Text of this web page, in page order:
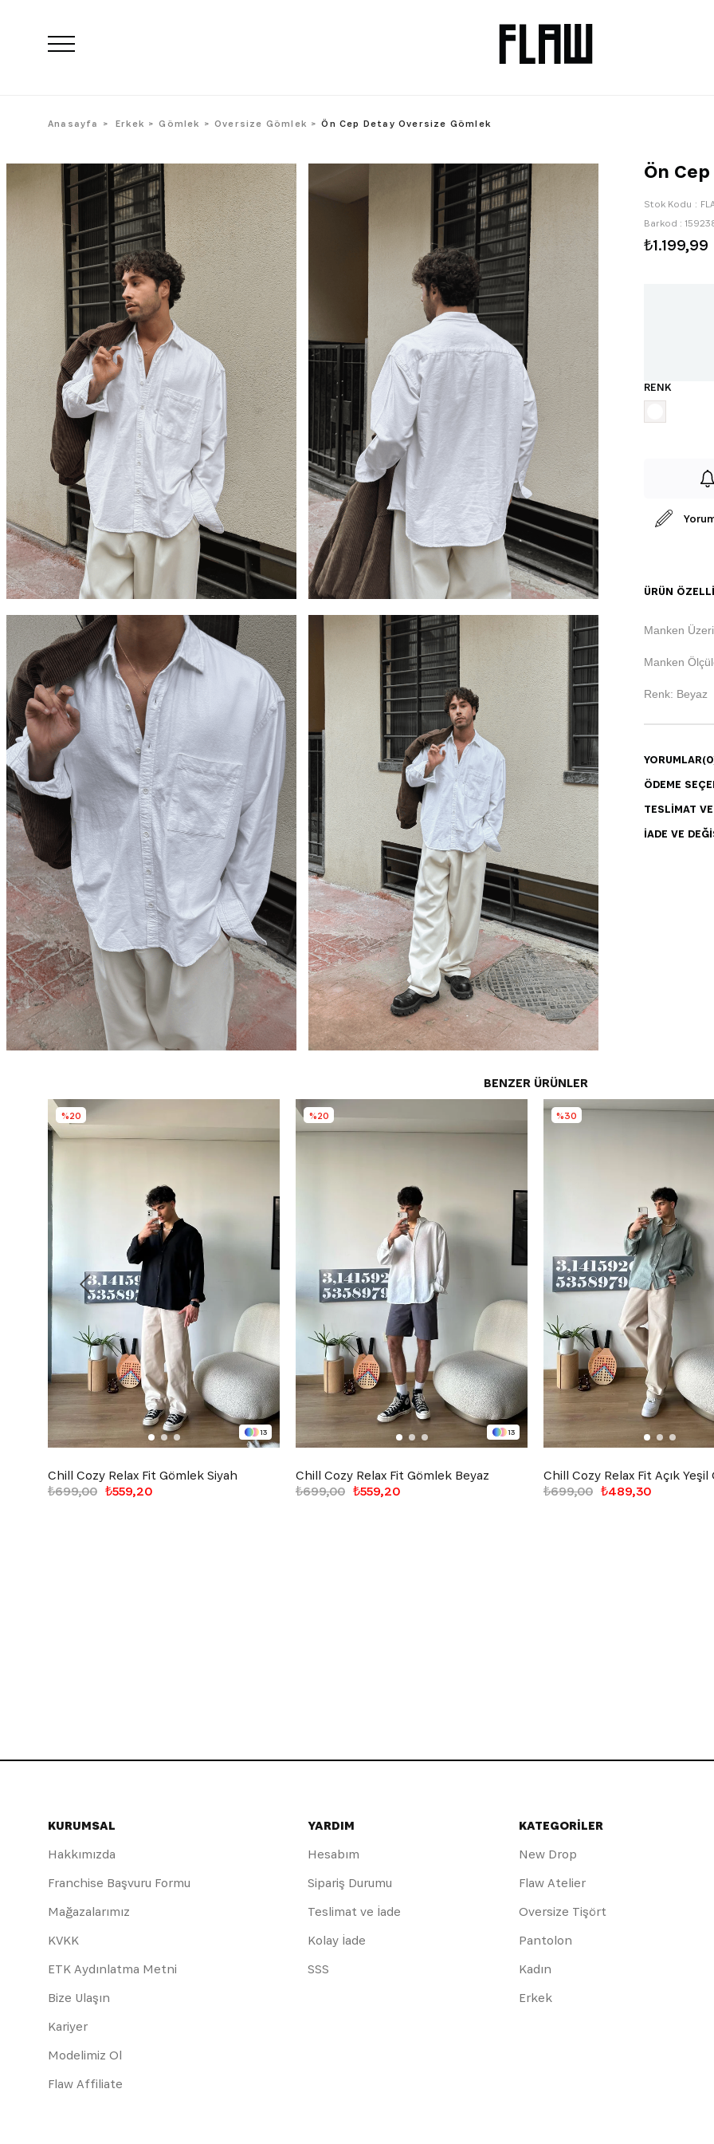
Anasayfa Erkek Gömlek Oversize Gömlek Ön Cep Detay Oversize Gömlek
Ön
Stok Kodu
Barkod :
₺1.199,99
RENK
ÜRÜN
Manken
Manken
Renk: Beyaz
YORUMLAR
ÖDEME
TESLIMAT
İADE VE
BENZER ÜRÜNLER
13
Chill Cozy Relax Fit Gömlek Siyah
₺559,20
₺699,00
%20
13
Chill Cozy Relax Fit Gömlek Beyaz
₺559,20
₺699,00
%20
Chill Cozy Relax Fit Açık
₺489,30
₺699,00
%30
KURUMSAL
Hakkımızda
Franchise Başvuru Formu
Mağazalarımız
KVKK
ETK Aydınlatma Metni
Bize Ulaşın
Kariyer
Modelimiz Ol
Flaw Affiliate
YARDIM
Hesabım
Sipariş Durumu
Teslimat ve İade
Kolay İade
SSS
KATEGORİLER
New Drop
Flaw Atelier
Oversize Tişört
Pantolon
Kadın
Erkek